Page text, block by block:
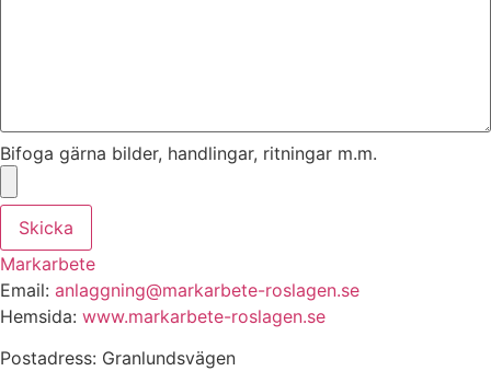
Bifoga gärna bilder, handlingar, ritningar m.m.
Skicka
Markarbete
Email: anlaggning@markarbete-roslagen.se
Hemsida: www.markarbete-roslagen.se
Postadress: Granlundsvägen